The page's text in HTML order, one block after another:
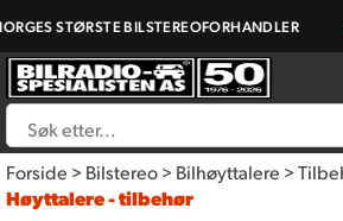
STØRSTE BILSTEREOFORHANDLER
Forside>Bilstereo>Bilhøyttalere>
Høyttalere - tilbehør